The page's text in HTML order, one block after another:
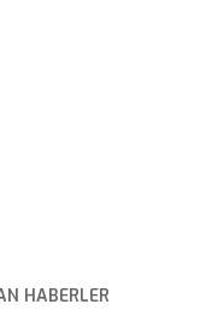
HABERLER